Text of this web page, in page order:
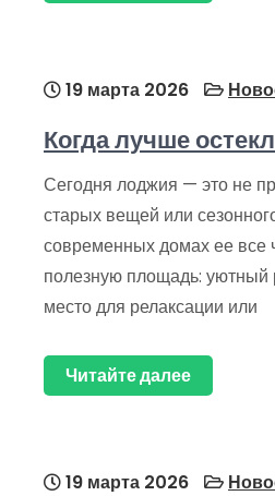
19 марта 2026
Когда лучше
Сегодня лоджия — это не
старых вещей или
современных домах ее
полезную площадь: уютный
место для релаксации или
Читайте далее
19 марта 2026